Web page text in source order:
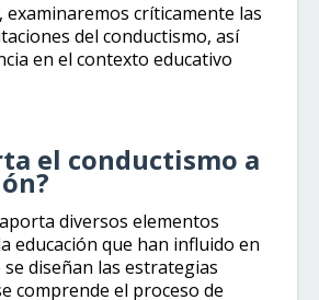
examinaremos críticamente las
del conductismo, así
en el contexto educativo
el conductismo a
diversos elementos
educación que han influido en
diseñan las estrategias
comprende el proceso de